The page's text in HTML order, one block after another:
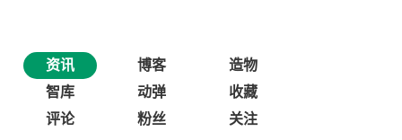
资讯 博客
造物
智库
动弹
收藏
评论
粉丝 关注